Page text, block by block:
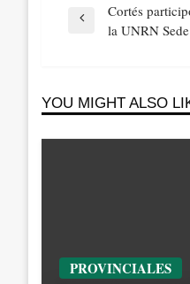
Navegación
Previous
Cortés
la UNRN
YOU MIGHT ALSO
PROVINCIALES